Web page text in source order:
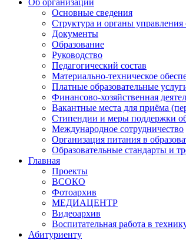
Основные сведения
Структура и органы управления
Документы
Образование
Руководство
Педагогический состав
Материально-техническое
Платные образовательные
Финансово-хозяйственная
Вакантные места для приёма
Стипендии и меры поддержки
Международное сотрудничество
Организация питания в
Образовательные стандарты и
Главная
Проекты
ВСОКО
Фотоархив
МЕДИАЦЕНТР
Видеоархив
Воспитательная работа в
Абитуриенту